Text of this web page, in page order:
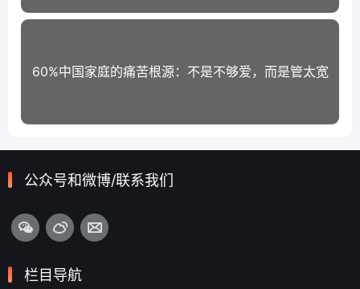
60%中国家庭的痛苦根源：不是不够爱，而是管太宽
公众号和微博/联系我们
栏目导航